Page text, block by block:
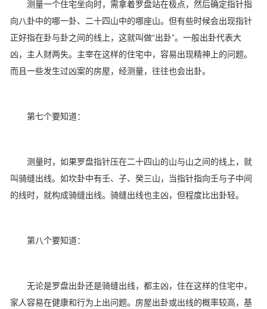
测量一个住宅坐向时，需拿着罗盘站在极点，然后确定指针指
向八卦中的哪一卦、二十四山中的哪座山。但有些时候会出现指针
正好指在卦与卦之间的线上，这就叫做“出卦”。一般出卦代表大
凶，主人财两失。主宰在这样的住宅中，容易出现精神上的问题。
而且一些发生过凶案的房屋，经测量，往往也会出卦。
第七个要知道：
测量时，如果罗盘指针压在二十四山的山与山之间的线上，就
叫骑缝出线。如坎卦中有壬、子、癸三山，当指针指向壬与子中间
的线时，就构成骑缝出线。骑缝出线也主凶，但程度比出卦轻。
第八个要知道：
无论是罗盘出卦还是骑缝出线，都主凶，住在这样的住宅中，
家人容易在健康和行为上出问题。房屋出卦或出线的概率较高，基